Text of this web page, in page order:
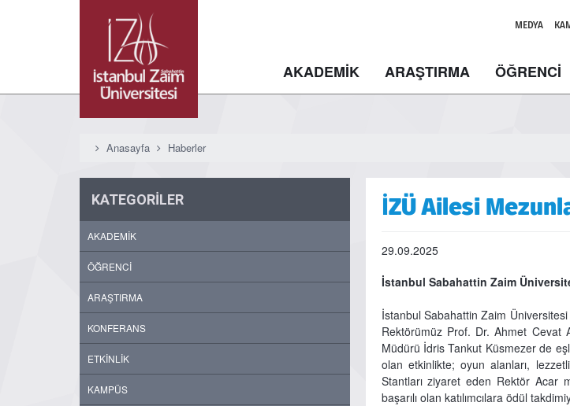
MEDYA
AKADEMİK ARAŞTIRMA ÖĞRENCİ
Anasayfa Haberler
KATEGORİLER
AKADEMİK
ÖĞRENCİ
ARAŞTIRMA
KONFERANS
ETKİNLİK
KAMPÜS
İZÜ Ailesi
29.09.2025
İstanbul Sabahattin Zaim
İstanbul Sabahattin Zaim
Rektörümüz Prof. Dr. Ahmet Cevat
Müdürü İdris Tankut Küsmezer de
olan etkinlikte; oyun alanları,
Stantları ziyaret eden Rektör Acar
başarılı olan katılımcılara ödül